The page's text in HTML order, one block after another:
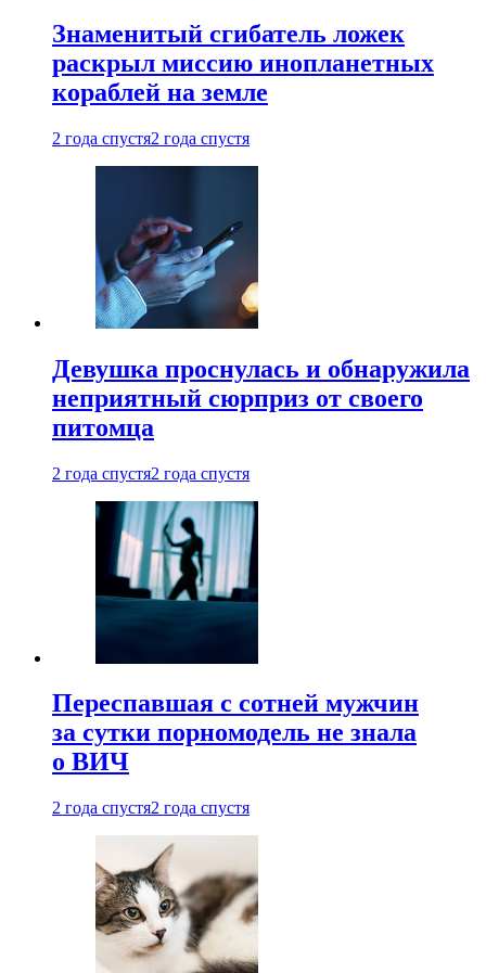
Знаменитый сгибатель ложек
раскрыл миссию инопланетных
кораблей на земле
2 года спустя2 года спустя
Девушка проснулась и обнаружила
неприятный сюрприз от своего
питомца
2 года спустя2 года спустя
Переспавшая с сотней мужчин
за сутки порномодель не знала
о ВИЧ
2 года спустя2 года спустя